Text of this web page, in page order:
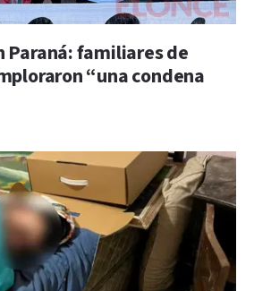
Paraná: familiares de
“una condena